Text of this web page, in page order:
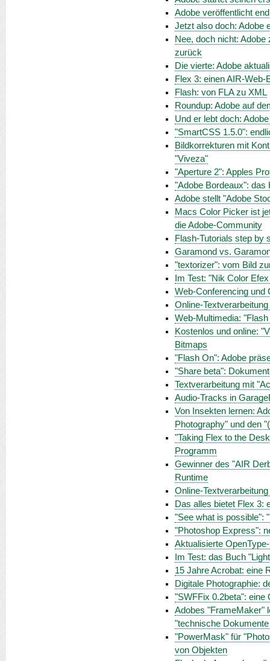
Adobe veröffentlicht
Jetzt also doch: Adobe
Nee, doch nicht:
zurück
Die vierte: Adobe
Flex 3: einen AIR-
Flash: von FLA zu XML
Roundup: Adobe auf
Und er lebt doch:
"SmartCSS 1.5.0":
Bildkorrekturen mit
"Viveza"
"Aperture 2": Apples
"Adobe Bordeaux": das
Adobe stellt "Adobe
Macs Color Picker ist
die Adobe-Community
Flash-Tutorials step by
Garamond vs.
"textorizer": vom Bild
Im Test: "Nik Color
Web-Conferencing und
Online-
Web-Multimedia:
Kostenlos und online:
Bitmaps
"Flash On": Adobe
"Share beta":
Textverarbeitung mit
Audio-Tracks in
Von Insekten lernen:
Photography" und den
"Taking Flex to the
Programm
Gewinner des "AIR
Runtime
Online-
Das alles bietet Flex 3:
"See what is possible":
"Photoshop Express":
Aktualisierte
Im Test: das Buch
15 Jahre Acrobat: eine
Digitale Photographie:
"SWFFix 0.2beta": eine
Adobes "FrameMaker"
"technische
"PowerMask" für
von Objekten